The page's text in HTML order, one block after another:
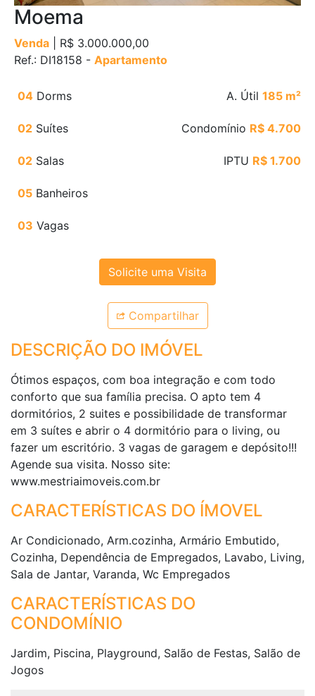
Moema
Venda | R$ 3.000.000,00
Ref.: DI18158 - Apartamento
04 Dorms
02 Suítes
02 Salas
05 Banheiros
03 Vagas
A. Útil 185 m²
Condomínio R$ 4.700
IPTU R$ 1.700
Solicite uma Visita
Compartilhar
DESCRIÇÃO DO IMÓVEL
Ótimos espaços, com boa integração e com todo
conforto que sua família precisa. O apto tem 4
dormitórios, 2 suites e possibilidade de transformar
em 3 suítes e abrir o 4 dormitório para o living, ou
fazer um escritório. 3 vagas de garagem e depósito!!!
Agende sua visita. Nosso site:
www.mestriaimoveis.com.br
CARACTERÍSTICAS DO ÍMOVEL
Ar Condicionado, Arm.cozinha, Armário Embutido,
Cozinha, Dependência de Empregados, Lavabo, Living,
Sala de Jantar, Varanda, Wc Empregados
CARACTERÍSTICAS DO
CONDOMÍNIO
Jardim, Piscina, Playground, Salão de Festas, Salão de
Jogos